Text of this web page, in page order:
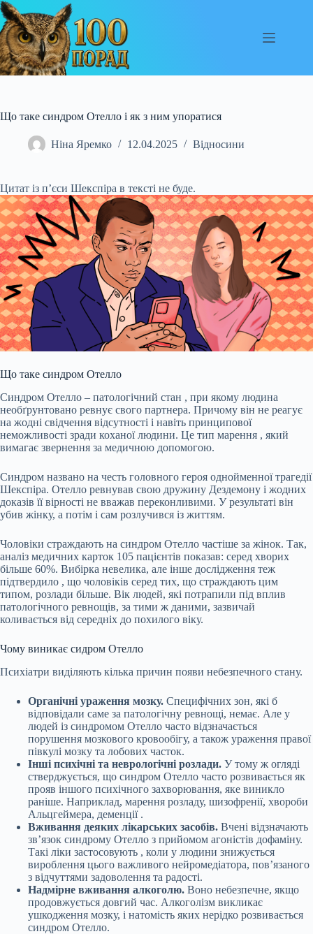
Перейти
до
вмісту
Що таке синдром Отелло і як з ним упоратися
Ніна Яремко 12.04.2025 Відносини
Цитат із п’єси Шекспіра в тексті не буде.
Що таке синдром Отелло
Синдром Отелло – патологічний стан , при якому людина
необґрунтовано ревнує свого партнера. Причому він не реагує
на жодні свідчення відсутності і навіть принципової
неможливості зради коханої людини. Це тип марення , який
вимагає звернення за медичною допомогою.
Синдром названо на честь головного героя однойменної трагедії
Шекспіра. Отелло ревнував свою дружину Дездемону і жодних
доказів її вірності не вважав переконливими. У результаті він
убив жінку, а потім і сам розлучився із життям.
Чоловіки страждають на синдром Отелло частіше за жінок. Так,
аналіз медичних карток 105 пацієнтів показав: серед хворих
більше 60%. Вибірка невелика, але інше дослідження теж
підтвердило , що чоловіків серед тих, що страждають цим
типом, розлади більше. Вік людей, які потрапили під вплив
патологічного ревнощів, за тими ж даними, зазвичай
коливається від середніх до похилого віку.
Чому виникає сидром Отелло
Психіатри виділяють кілька причин появи небезпечного стану.
Органічні ураження мозку. Специфічних зон, які б
відповідали саме за патологічну ревнощі, немає. Але у
людей із синдромом Отелло часто відзначається
порушення мозкового кровообігу, а також ураження правої
півкулі мозку та лобових часток.
Інші психічні та неврологічні розлади. У тому ж огляді
стверджується, що синдром Отелло часто розвивається як
прояв іншого психічного захворювання, яке виникло
раніше. Наприклад, марення розладу, шизофренії, хвороби
Альцгеймера, деменції.
Вживання деяких лікарських засобів. Вчені відзначають
зв’язок синдрому Отелло з прийомом агоністів дофаміну.
Такі ліки застосовують , коли у людини знижується
вироблення цього важливого нейромедіатора, пов’язаного
з відчуттями задоволення та радості.
Надмірне вживання алкоголю. Воно небезпечне, якщо
продовжується довгий час. Алкоголізм викликає
ушкодження мозку, і натомість яких нерідко розвивається
синдром Отелло.